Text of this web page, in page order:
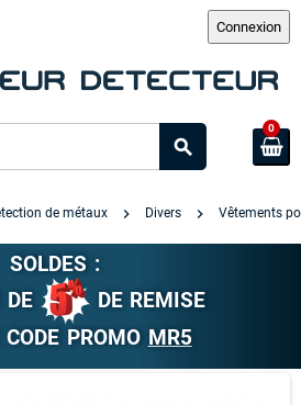
search
0
de métaux chevron_right Divers chevron_right Vêtements
SOLDES :
DE
DE REMISE
PROMO MR5